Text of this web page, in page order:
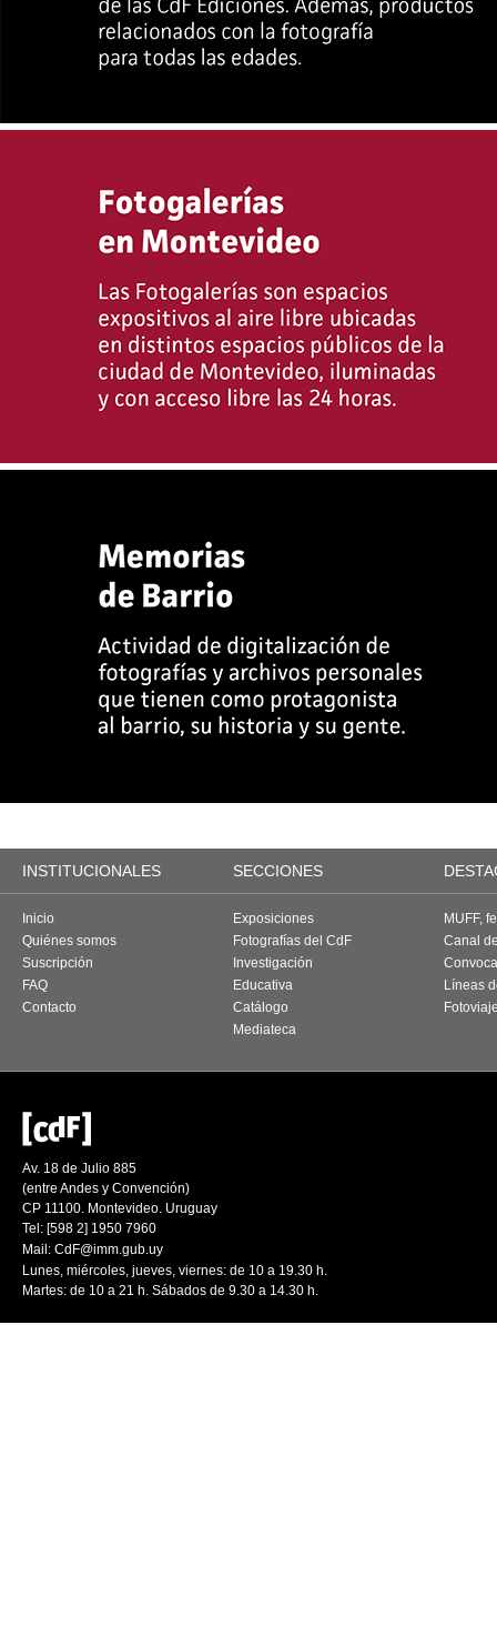
INSTITUCIONALES SECCIONES
Inicio
Quiénes somos
Suscripción
FAQ
Contacto
Exposiciones
Fotografías del CdF
Investigación
Educativa
Catálogo
Mediateca
MUFF,
Canal
Líneas
Av. 18 de Julio 885
(entre Andes y Convención)
CP 11100. Montevideo. Uruguay
Tel: [598 2] 1950 7960
Mail: CdF@imm.gub.uy
Lunes, miércoles, jueves, viernes: de 10 a 19.30 h.
Martes: de 10 a 21 h. Sábados de 9.30 a 14.30 h.